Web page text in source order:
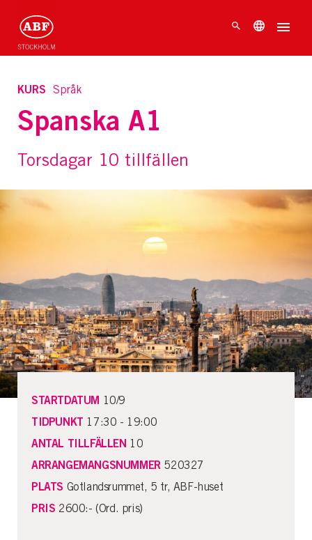
KURS Språk
Spanska A1
Torsdagar 10 tillfällen
STARTDATUM 10/9
TIDPUNKT 17:30 - 19:00
ANTAL TILLFÄLLEN 10
ARRANGEMANGSNUMMER 520327
PLATS Gotlandsrummet, 5 tr, ABF-huset
PRIS 2600:- (Ord. pris)